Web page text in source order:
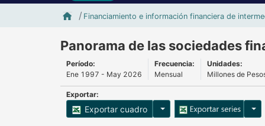
Inicio SIE-Banxico
Financiamiento e información financiera de
Panorama de las sociedades
Período:
Ene 1997 - May 2026
Frecuencia:
Mensual
Unidades:
Millones de
Exportar:
Exportar cuadro Opciones para exportar